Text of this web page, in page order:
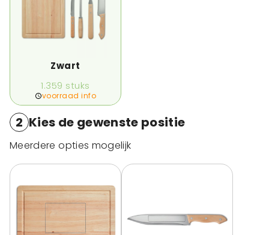
Zwart
1.359 stuks
voorraad info
2 Kies de gewenste positie
Meerdere opties mogelijk